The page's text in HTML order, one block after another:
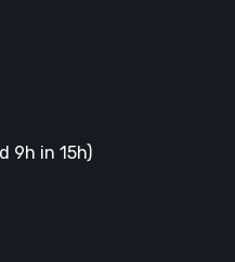
9h in 15h)